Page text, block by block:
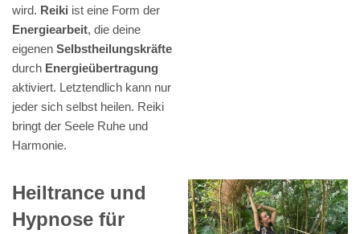
wird. Reiki ist eine Form der
Energiearbeit, die deine
eigenen Selbstheilungskräfte
durch Energieübertragung
aktiviert. Letztendlich kann nur
jeder sich selbst heilen. Reiki
bringt der Seele Ruhe und
Harmonie.
Heiltrance und
Hypnose für